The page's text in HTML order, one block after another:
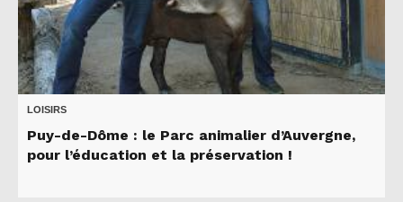
LOISIRS
Puy-de-Dôme : le Parc animalier d’Auvergne,
pour l’éducation et la préservation !